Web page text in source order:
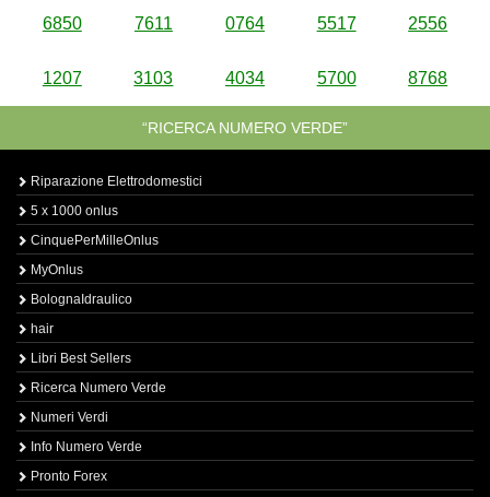
6850 7611 0764 5517 2556
1207 3103 4034 5700 8768
“RICERCA NUMERO VERDE”
Riparazione Elettrodomestici
5 x 1000 onlus
CinquePerMilleOnlus
MyOnlus
BolognaIdraulico
hair
Libri Best Sellers
Ricerca Numero Verde
Numeri Verdi
Info Numero Verde
Pronto Forex